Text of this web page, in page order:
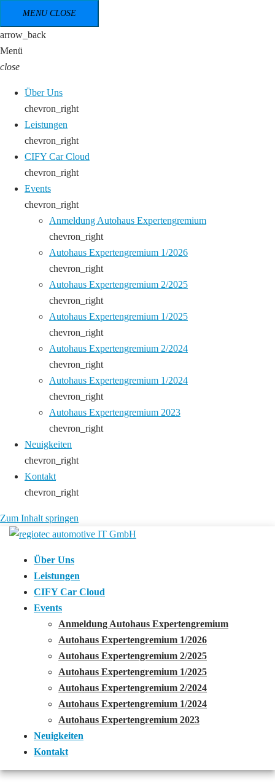
MENU CLOSE
arrow_back
Menü
close
Über Uns
chevron_right
Leistungen
chevron_right
CIFY Car Cloud
chevron_right
Events
chevron_right
Anmeldung Autohaus Expertengremium
chevron_right
Autohaus Expertengremium 1/2026
chevron_right
Autohaus Expertengremium 2/2025
chevron_right
Autohaus Expertengremium 1/2025
chevron_right
Autohaus Expertengremium 2/2024
chevron_right
Autohaus Expertengremium 1/2024
chevron_right
Autohaus Expertengremium 2023
chevron_right
Neuigkeiten
chevron_right
Kontakt
chevron_right
Zum Inhalt springen
Über Uns
Leistungen
CIFY Car Cloud
Events
Anmeldung Autohaus Expertengremium
Autohaus Expertengremium 1/2026
Autohaus Expertengremium 2/2025
Autohaus Expertengremium 1/2025
Autohaus Expertengremium 2/2024
Autohaus Expertengremium 1/2024
Autohaus Expertengremium 2023
Neuigkeiten
Kontakt